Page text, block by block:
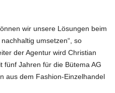
wir unsere Lösungen beim
umsetzen“, so
der Agentur wird Christian
fünf Jahren für die Bütema AG
aus dem Fashion-Einzelhandel